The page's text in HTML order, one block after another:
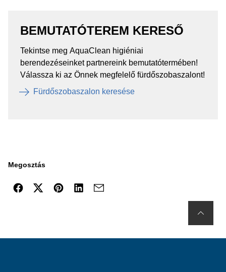
BEMUTATÓTEREM KERESŐ
Tekintse meg AquaClean higiéniai
berendezéseinket partnereink bemutatótermében!
Válassza ki az Önnek megfelelő fürdőszobaszalont!
Fürdőszobaszalon keresése
Megosztás